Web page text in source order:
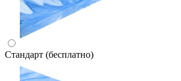
Стандарт (бесплатно)